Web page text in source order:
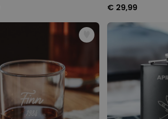
€ 29,99